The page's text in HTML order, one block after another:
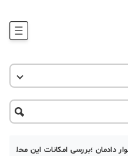
آموزش املاک
حقوقی
آکادمی
دادمان ؛بررسی امکانات این محله